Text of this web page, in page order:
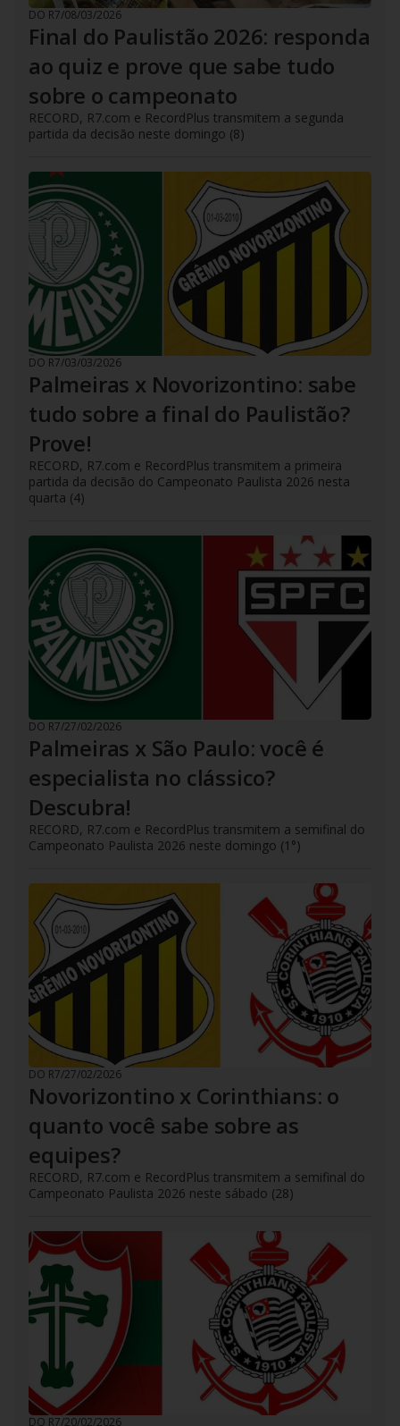
DO R7/08/03/2026
Final do Paulistão 2026: responda
ao quiz e prove que sabe tudo
sobre o campeonato
RECORD, R7.com e RecordPlus transmitem a segunda
partida da decisão neste domingo (8)
DO R7/03/03/2026
Palmeiras x Novorizontino: sabe
tudo sobre a final do Paulistão?
Prove!
RECORD, R7.com e RecordPlus transmitem a primeira
partida da decisão do Campeonato Paulista 2026 nesta
quarta (4)
DO R7/27/02/2026
Palmeiras x São Paulo: você é
especialista no clássico?
Descubra!
RECORD, R7.com e RecordPlus transmitem a semifinal do
Campeonato Paulista 2026 neste domingo (1°)
DO R7/27/02/2026
Novorizontino x Corinthians: o
quanto você sabe sobre as
equipes?
RECORD, R7.com e RecordPlus transmitem a semifinal do
Campeonato Paulista 2026 neste sábado (28)
DO R7/20/02/2026